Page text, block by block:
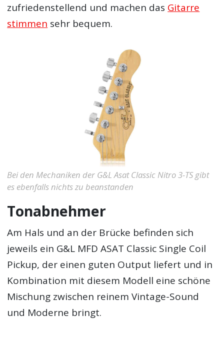
zufriedenstellend und machen das Gitarre
stimmen sehr bequem.
Bei den Mechaniken der G&L Asat Classic Nitro 3-TS gibt
es ebenfalls nichts zu beanstanden
Tonabnehmer
Am Hals und an der Brücke befinden sich
jeweils ein G&L MFD ASAT Classic Single Coil
Pickup, der einen guten Output liefert und in
Kombination mit diesem Modell eine schöne
Mischung zwischen reinem Vintage-Sound
und Moderne bringt.